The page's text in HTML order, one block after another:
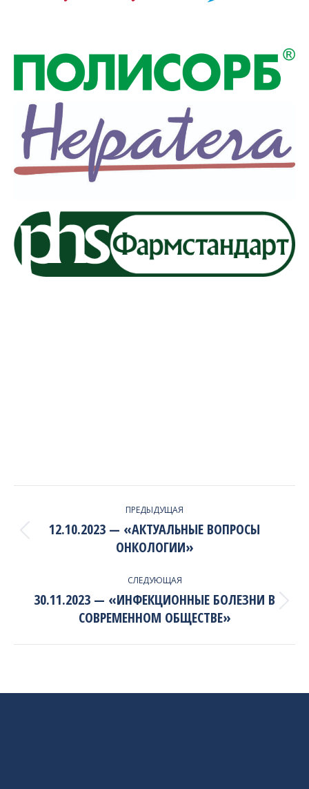
NAVIGATION
ПРЕДЫДУЩАЯ
Previous
project:
12.10.2023 — «АКТУАЛЬНЫЕ ВОПРОСЫ
ОНКОЛОГИИ»
СЛЕДУЮЩАЯ
Next
project:
30.11.2023 — «ИНФЕКЦИОННЫЕ БОЛЕЗНИ В
СОВРЕМЕННОМ ОБЩЕСТВЕ»